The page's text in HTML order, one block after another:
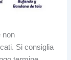
non
Si consiglia